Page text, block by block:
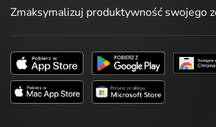
Zmaksymalizuj produktywność swojego